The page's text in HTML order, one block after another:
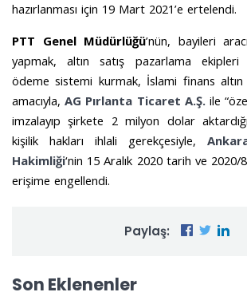
hazırlanması için 19 Mart 2021’e ertelendi.
PTT Genel Müdürlüğü’nün, bayileri
yapmak, altın satış pazarlama ekipleri
ödeme sistemi kurmak, İslami finans altın
amacıyla,AG Pırlanta Ticaret A.Ş.ile
imzalayıp şirkete 2 milyon dolar
kişilik hakları ihlali gerekçesiyle,
Hakimliği‘nin 15 Aralık 2020 tarih ve 2020/
erişime engellendi.
Paylaş:
Son Eklenenler